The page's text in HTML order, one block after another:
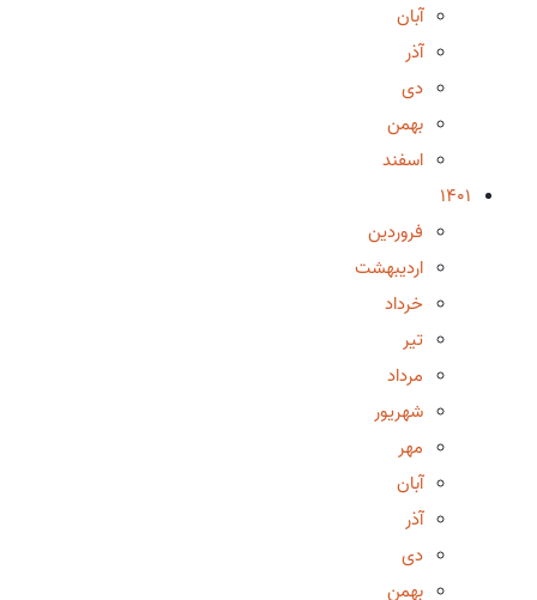
آبان
آذر
دی
بهمن
اسفند
1401
فروردین
اردیبهشت
خرداد
تیر
مرداد
شهریور
مهر
آبان
آذر
دی
بهمن